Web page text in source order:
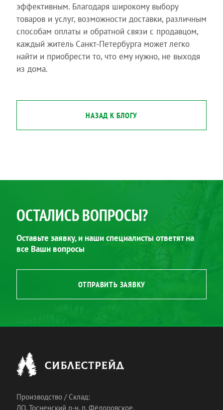
эффективным. Благодаря широкому выбору
товаров и услуг, возможности доставки, различным
способам оплаты и обратной связи с продавцом,
каждый житель Санкт-Петербурга может легко
найти и приобрести то, что ему нужно, не выходя
из дома.
НАЗАД К БЛОГУ
ОСТАЛИСЬ ВОПРОСЫ?
Оставьте заявку, и наши специалисты ответят на
все Ваши вопросы
ОТПРАВИТЬ ЗАЯВКУ
Производство / Склад:
ЛО, Тосненский р-н, п. Фёдоровское,